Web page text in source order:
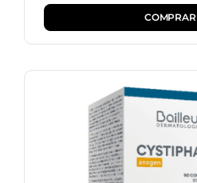
COMPRAR